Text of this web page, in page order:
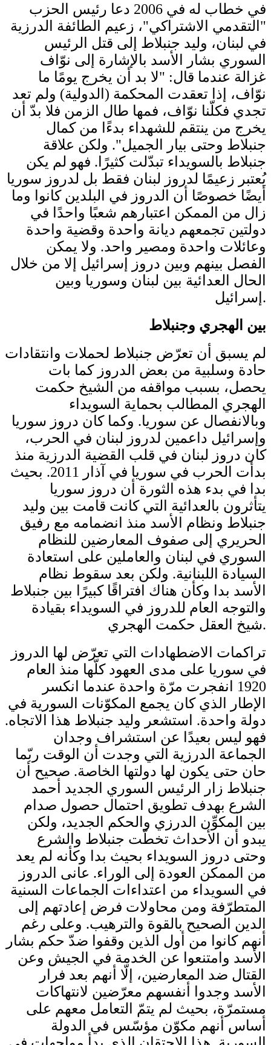
في خطاب له في 2006 دعا رئيس الحزب
"التقدمي الاشتراكي"، زعيم الطائفة الدرزية
في لبنان، وليد جنبلاط إلى قتل الرئيس
السوري بشار الأسد بالإشارة إلى نوّاف
غزالة عندما قال: "لا بد أن يخرج يومًا ما
نوّاف، إذا تعقدت المحكمة (الدولية) ولم تعد
تجدي فكلّنا نوّاف، فمها طال الزمن فلا بدّ أن
يخرج من ينتقم للشهداء بدءًا من كمال
جنبلاط وحتى بيار الجميل". ولكن علاقة
جنبلاط بالسويداء تبدّلت كثيرًا. فهو لم يكن
يُعتبر زعيمًا لدروز لبنان فقط بل لدروز سوريا
أيضًا خصوصًا أن الدروز في البلدين كانوا وما
زال من الممكن اعتبارهم شعبًا واحدًا في
دولتين تجمعهم ديانة واحدة وقضية واحدة
وعائلات واحدة ومصير واحد. ولا يمكن
الفصل بينهم وبين دروز إسرائيل إلا من خلال
الحال العدائية بين لبنان وسوريا وبين
إسرائيل.
بين الهجري وجنبلاط
لم يسبق أن تعرّض جنبلاط لحملات وانتقادات
حادة وسلبية من بعض الدروز كما بات
يحصل، بسبب مواقفه من الشيخ حكمت
الهجري المطالب بحماية السويداء
وبالانفصال عن سوريا. وكما كان دروز سوريا
وإسرائيل داعمين لدروز لبنان في الحرب،
كان دروز لبنان في قلب القضية الدرزية منذ
بدأت الحرب في سوريا في آذار 2011. بحيث
بدا في بدء هذه الثورة أن دروز سوريا
يتأثرون بالعدائية التي كانت قامت بين وليد
جنبلاط ونظام الأسد منذ انضمامه مع رفيق
الحريري إلى صفوف المعارضين للنظام
السوري في لبنان والعاملين على استعادة
السيادة اللبنانية. ولكن بعد سقوط نظام
الأسد بدا وكأن هناك افتراقًا كبيرًا بين جنبلاط
والتوجه العام للدروز في السويداء بقيادة
شيخ العقل حكمت الهجري.
تراكمات الاضطهادات التي تعرّض لها الدروز
في سوريا على مدى العهود كلّها منذ العام
1920 انفجرت مرّة واحدة عندما انكسر
الإطار الذي كان يجمع المكوّنات السورية في
دولة واحدة. استشعر وليد جنبلاط هذا الاتجاه.
فهو ليس بعيدًا عن استشراف وجدان
الجماعة الدرزية التي وجدت أن الوقت ربّما
حان حتى يكون لها دولتها الخاصة. صحيح أن
جنبلاط زار الرئيس السوري الجديد أحمد
الشرع بهدف تطويق احتمال حصول صدام
بين المكوِّن الدرزي والحكم الجديد، ولكن
يبدو أن الأحداث تخطّت جنبلاط والشرع
وحتى دروز السويداء بحيث بدا وكأنه لم يعد
من الممكن العودة إلى الوراء. عانى الدروز
في السويداء من اعتداءات الجماعات السنية
المتطرّفة ومن محاولات فرض إعادتهم إلى
الدين الصحيح بالقوة والترهيب. وعلى رغم
أنهم كانوا من أول الذين وقفوا ضدّ حكم بشار
الأسد وامتنعوا عن الخدمة في الجيش وعن
القتال ضد المعارضين، إلّا أنهم بعد فرار
الأسد وجدوا أنفسهم معرّضين لانتهاكات
مستمرّة، بحيث لم يتمّ التعامل معهم على
أساس أنهم مكوّن مؤسّس في الدولة